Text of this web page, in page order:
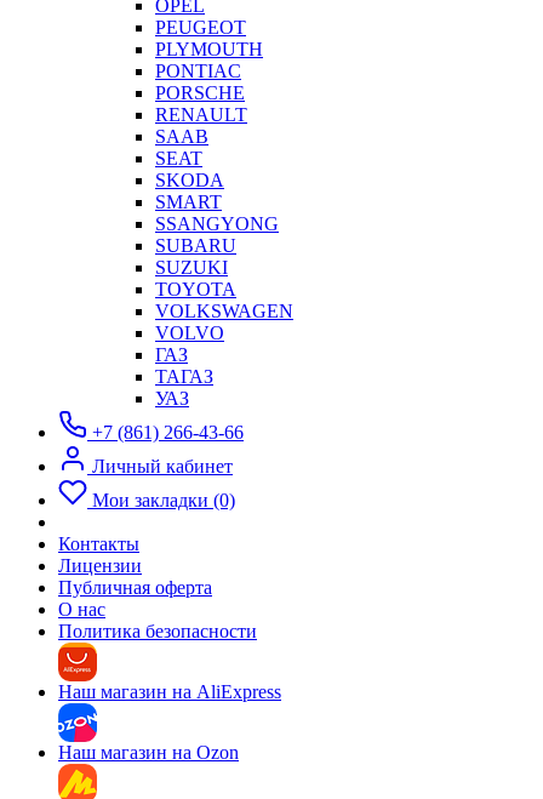
OPEL
PEUGEOT
PLYMOUTH
PONTIAC
PORSCHE
RENAULT
SAAB
SEAT
SKODA
SMART
SSANGYONG
SUBARU
SUZUKI
TOYOTA
VOLKSWAGEN
VOLVO
ГАЗ
ТАГАЗ
УАЗ
+7 (861) 266-43-66
Личный кабинет
Мои закладки (0)
Контакты
Лицензии
Публичная оферта
О нас
Политика безопасности
Наш магазин на AliExpress
Наш магазин на Ozon